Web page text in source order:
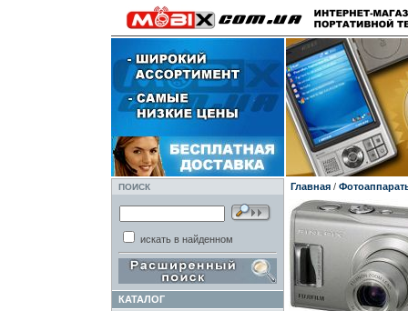
ПОИСК
искать в найденном
КАТАЛОГ
Главная/